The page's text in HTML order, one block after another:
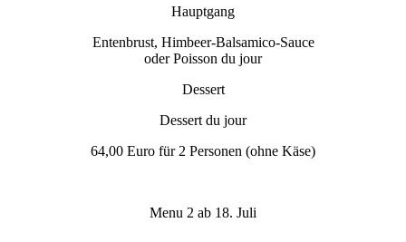
Hauptgang
Entenbrust, Himbeer-Balsamico-Sauce
oder Poisson du jour
Dessert
Dessert du jour
64,00 Euro für 2 Personen (ohne Käse)
Menu 2 ab 18. Juli